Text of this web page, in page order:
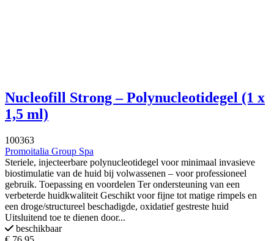
Nucleofill Strong – Polynucleotidegel (1 x
1,5 ml)
100363
Promoitalia Group Spa
Steriele, injecteerbare polynucleotidegel voor minimaal invasieve
biostimulatie van de huid bij volwassenen – voor professioneel
gebruik. Toepassing en voordelen Ter ondersteuning van een
verbeterde huidkwaliteit Geschikt voor fijne tot matige rimpels en
een droge/structureel beschadigde, oxidatief gestreste huid
Uitsluitend toe te dienen door...
beschikbaar